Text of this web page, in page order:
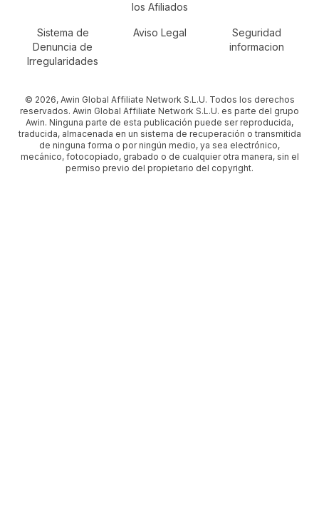
los Afiliados
Sistema de
Denuncia de
Irregularidades
Aviso Legal
Seguridad
informacion
© 2026, Awin Global Affiliate Network S.L.U. Todos los derechos
reservados. Awin Global Affiliate Network S.L.U. es parte del grupo
Awin. Ninguna parte de esta publicación puede ser reproducida,
traducida, almacenada en un sistema de recuperación o transmitida
de ninguna forma o por ningún medio, ya sea electrónico,
mecánico, fotocopiado, grabado o de cualquier otra manera, sin el
permiso previo del propietario del copyright.